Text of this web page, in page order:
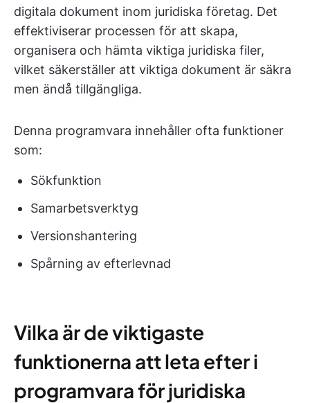
digitala dokument inom juridiska företag. Det
effektiviserar processen för att skapa,
organisera och hämta viktiga juridiska filer,
vilket säkerställer att viktiga dokument är säkra
men ändå tillgängliga.
Denna programvara innehåller ofta funktioner
som:
Sökfunktion
Samarbetsverktyg
Versionshantering
Spårning av efterlevnad
Vilka är de viktigaste
funktionerna att leta efter i
programvara för juridiska